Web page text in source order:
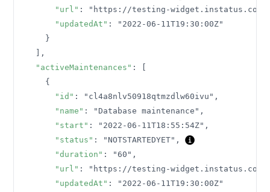
"url" :
"https://testing-widget.instatus.com/
"updatedAt" :
"2022-06-11T19:30:00Z"
}
,
"activeMaintenances" :
{
"id" : "cl4a8nlv50918qtmzdlw60ivu" ,
"name" : "Database maintenance" ,
"start" : "2022-06-11T18:55:54Z" ,
"status" : "NOTSTARTEDYET" ,
"duration" : "60" ,
"url" :
"https://testing-widget.instatus.com/
"updatedAt" :
"2022-06-11T19:30:00Z"